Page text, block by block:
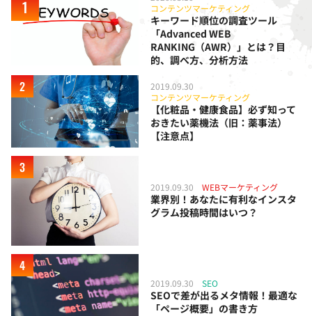
コンテンツマーケティング
キーワード順位の調査ツール
「Advanced WEB
RANKING（AWR）」とは？目
的、調べ方、分析方法
2019.09.30
コンテンツマーケティング
【化粧品・健康食品】必ず知って
おきたい薬機法（旧：薬事法）
【注意点】
2019.09.30 WEBマーケティング
業界別！あなたに有利なインスタ
グラム投稿時間はいつ？
2019.09.30 SEO
SEOで差が出るメタ情報！最適な
「ページ概要」の書き方